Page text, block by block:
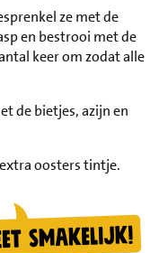
ze met de
en bestrooi met de
keer om zodat alle
de bietjes, azijn en
oosters tintje.